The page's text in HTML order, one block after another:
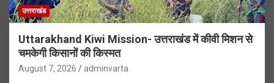
उत्तराखंड
Uttarakhand Kiwi Mission- उत्तराखंड में कीवी मिशन से
चमकेगी किसानों की किस्मत
August 7, 2026 adminvarta